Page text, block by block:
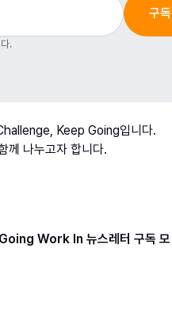
구
.
Keep Going입니다.
께 나누고자 합니다.
Work In 뉴스레터 구독 모